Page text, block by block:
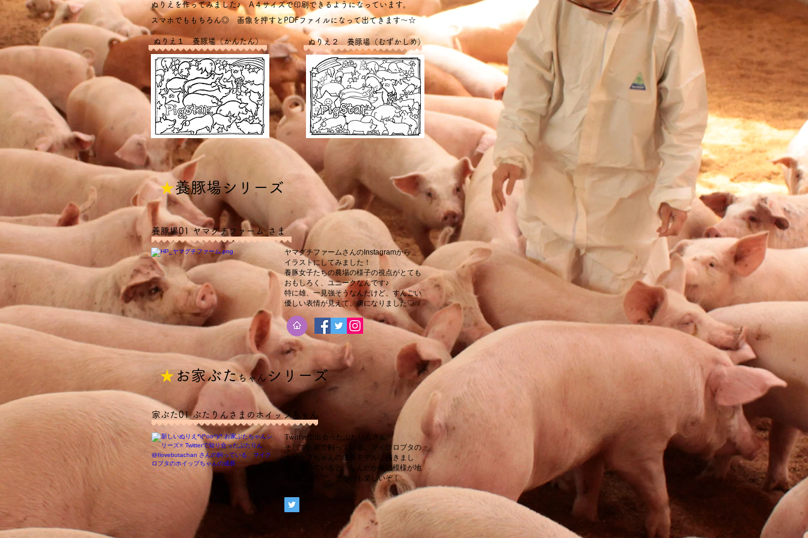
ぬりえを作ってみました♪ A４サイズで印刷できるようになっています。
スマホでももちろん◎ 画像を押すとPDFファイルになって出てきます〜☆
ぬりえ１ 養豚場（かんたん） ぬりえ２ 養豚場（むずかしめ）
★養豚場シリーズ
養豚場01 ヤマグチファーム さま
ヤマグチファームさんのInstagramから
イラストにしてみました！
養豚女子たちの農場の様子の視点がとても
おもしろく、ユニークなんです♪
​特に雄、一見強そうなんだけど、すんごい
優しい表情が見えて、虜になりました♡
★​お家ぶたちゃんシリーズ
家ぶた01 ぶたりんさまのホイップちゃん
Twitterで出会ったぶたりんさん
そしてお家で飼っている、マイクロブタの
ホイップちゃんの成長モデルに描きまし
た。描いていると、なんだか体の模様が地
球儀のようで、塗るのも楽しいぞ！